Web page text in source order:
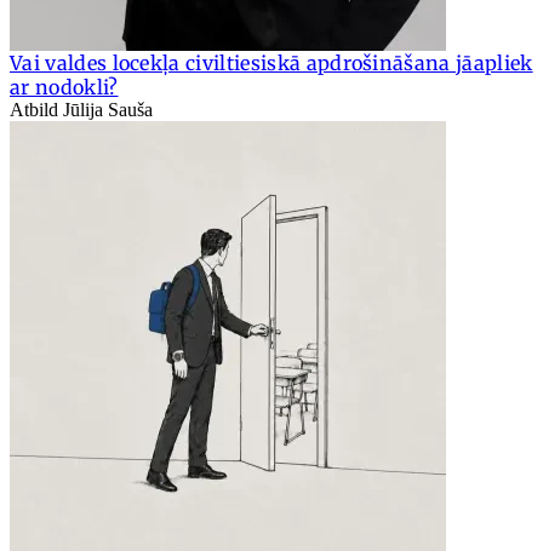
Vai valdes locekļa civiltiesiskā apdrošināšana jāapliek
ar nodokli?
Atbild Jūlija Sauša